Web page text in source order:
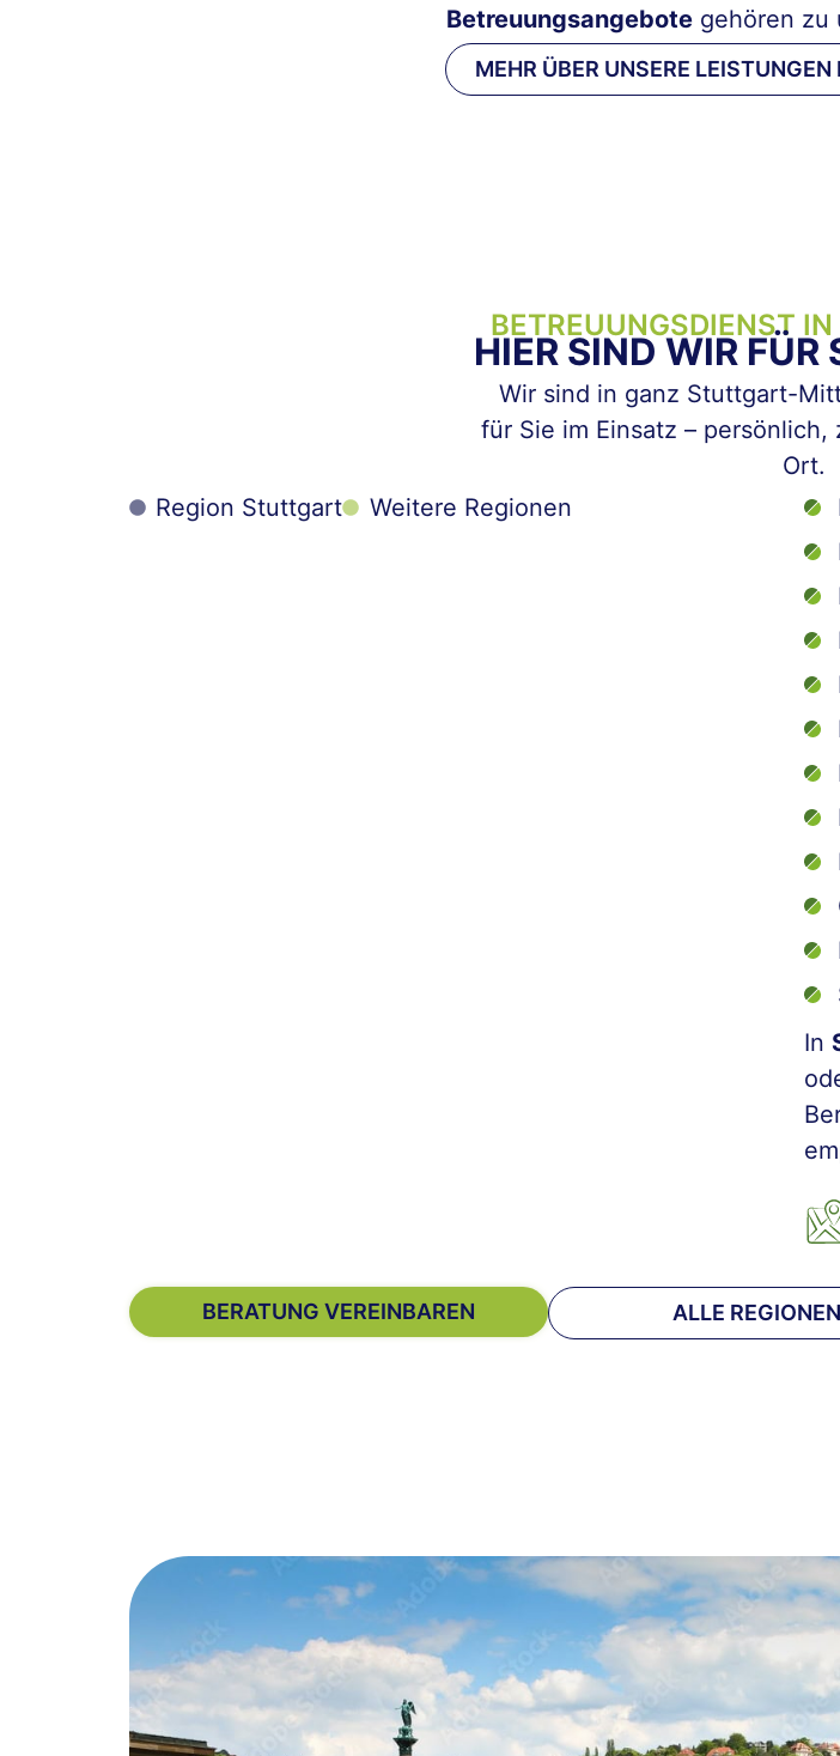
Betreuungsangebotegehören zu
MEHR ÜBER UNSERE LEISTUNGEN
BETREUUNGSDIENST
HIER SIND WIR FÜR
Wir sind in ganz Stuttgart-
für Sie im Einsatz –
Ort.
Region Stuttgart
Weitere Regionen
In
BERATUNG VEREINBAREN ALLE REGIONEN